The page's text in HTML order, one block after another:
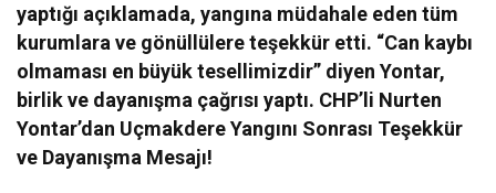
yaptığı açıklamada, yangına müdahale eden tüm
kurumlara ve gönüllülere teşekkür etti. “Can kaybı
olmaması en büyük tesellimizdir” diyen Yontar,
birlik ve dayanışma çağrısı yaptı. CHP’li Nurten
Yontar’dan Uçmakdere Yangını Sonrası Teşekkür
ve Dayanışma Mesajı!